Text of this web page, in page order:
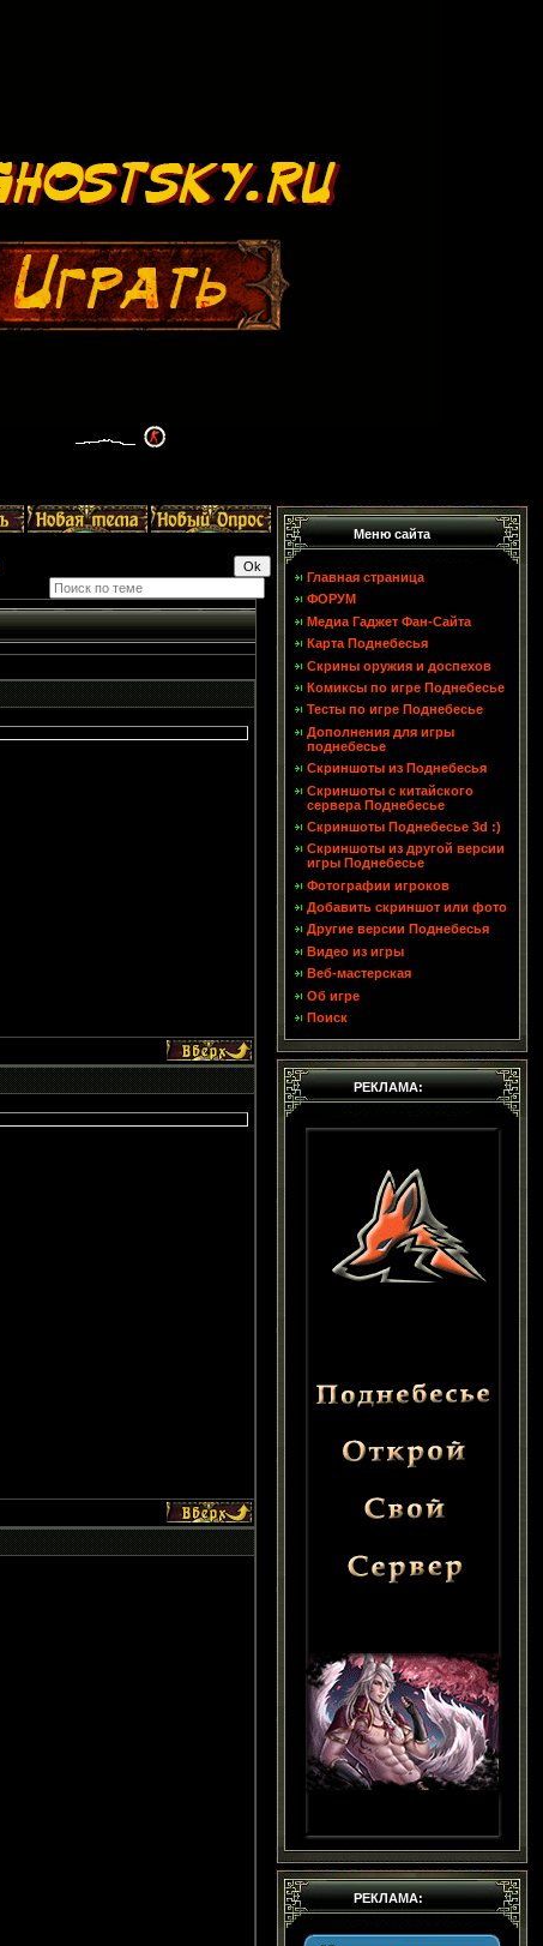
Меню сайта
Главная страница
ФОРУМ
Медиа Гаджет Фан-Сайта
Карта Поднебесья
Скрины оружия и доспехов
Комиксы по игре Поднебесье
Тесты по игре Поднебесье
Дополнения для игры
поднебесье
Скриншоты из Поднебесья
Скриншоты с китайского
сервера Поднебесье
Скриншоты Поднебесье 3d :)
Скриншоты из другой версии
игры Поднебесье
Фотографии игроков
Добавить скриншот или фото
Другие версии Поднебесья
Видео из игры
Веб-мастерская
Об игре
Поиск
РЕКЛАМА:
РЕКЛАМА: